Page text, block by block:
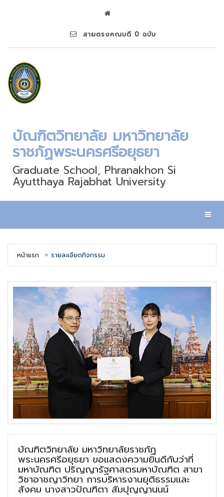
สายตรงคณบดี 0 ฉบับ
บัณฑิตวิทยาลัย มหาวิทยาลัย
ราชภัฏพระนครศรีอยุธยา
Graduate School, Phranakhon Si
Ayutthaya Rajabhat University
หน้าแรก รายละเอียดกิจกรรม
บัณฑิตวิทยาลัย มหาวิทยาลัยราชภัฏ
พระนครศรีอยุธยา ขอแสดงความยินดีกับว่าที่
มหาบัณฑิต ปริญญารัฐศาสตรมหาบัณฑิต สาขา
วิชาอาชญาวิทยา การบริหารงานยุติธรรมและ
สังคม นางสาวปัณฑิตา สัมปุญญานนน์